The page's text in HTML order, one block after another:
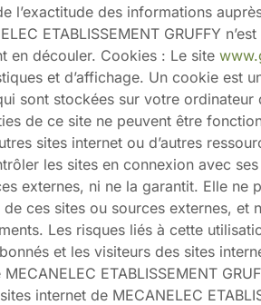
des informations
ETABLISSEMENT GRUFFY
en découler. Cookies : Le site
et d’affichage. Un cookie est
sont stockées sur votre
de ce site ne peuvent être
sites internet ou d’autres
les sites en connexion avec
externes, ni ne la garantit. Elle
ces sites ou sources externes,
Les risques liés à cette
et les visiteurs des sites
ETABLISSEMENT
internet de MECANELEC